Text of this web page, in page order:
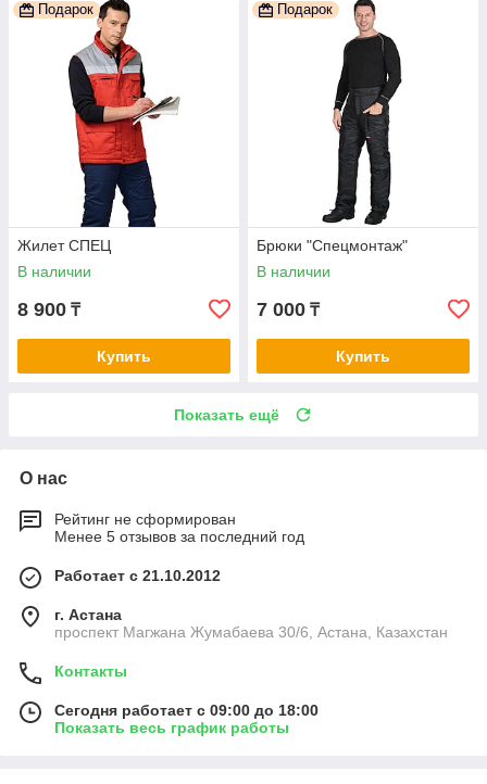
Подарок
Жилет СПЕЦ
В наличии
8 900 ₸
Купить
Подарок
Брюки "Спецмонтаж"
В наличии
7 000 ₸
Купить
Показать ещё
О нас
Рейтинг не сформирован
Менее 5 отзывов за последний год
Работает с 21.10.2012
г. Астана
проспект Магжана Жумабаева 30/6, Астана, Казахстан
Контакты
Сегодня работает с 09:00 до 18:00
Показать весь график работы